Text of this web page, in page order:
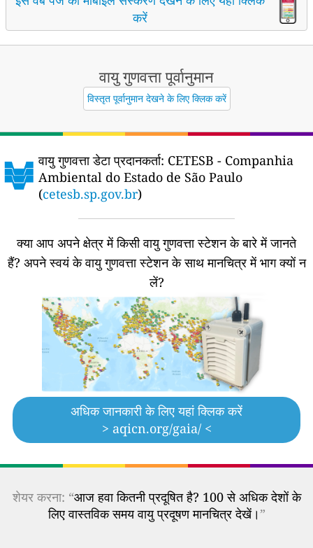
करें
वायु गुणवत्ता पूर्वानुमान
विस्तृत पूर्वानुमान देखने के लिए क्लिक करें
वायु गुणवत्ता डेटा प्रदानकर्ता: CETESB - Companhia
Ambiental do Estado de São Paulo
(cetesb.sp.gov.br)
क्या आप अपने क्षेत्र में किसी वायु गुणवत्ता स्टेशन के बारे में जानते
हैं? अपने स्वयं के वायु गुणवत्ता स्टेशन के साथ मानचित्र में भाग क्यों न
लें?
अधिक जानकारी के लिए यहां क्लिक करें
> aqicn.org/gaia/ <
शेयर करना: “आज हवा कितनी प्रदूषित है? 100 से अधिक देशों के
लिए वास्तविक समय वायु प्रदूषण मानचित्र देखें।”